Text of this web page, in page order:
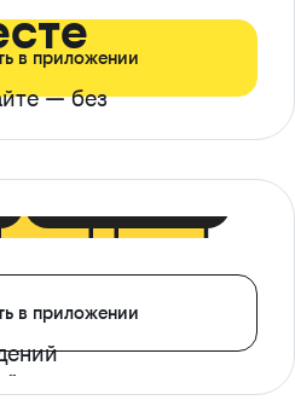
— без
в приложении
в приложении